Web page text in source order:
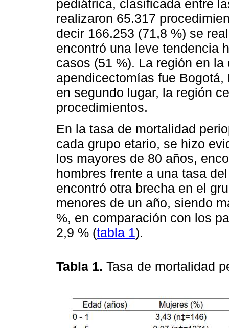
pediátrica, clasificada entre
realizaron 65.317
decir 166.253 (71,8 %) se
encontró una leve tendencia
casos (51 %). La región en
apendicectomías fue
en segundo lugar, la región
procedimientos.
En la tasa de mortalidad
cada grupo etario, se hizo
los mayores de 80 años,
hombres frente a una tasa
encontró otra brecha en el
menores de un año, siendo
%, en comparación con los
2,9 % (tabla 1).
Tabla 1. Tasa de mortalidad